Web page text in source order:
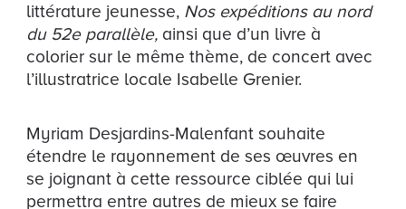
littérature jeunesse, Nos expéditions au nord
du 52e parallèle, ainsi que d’un livre à
colorier sur le même thème, de concert avec
l’illustratrice locale Isabelle Grenier.
Myriam Desjardins-Malenfant souhaite
étendre le rayonnement de ses œuvres en
se joignant à cette ressource ciblée qui lui
permettra entre autres de mieux se faire